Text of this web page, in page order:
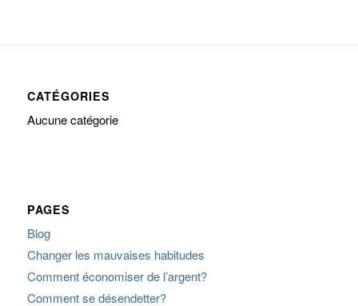
CATÉGORIES
Aucune catégorie
PAGES
Blog
Changer les mauvaises habitudes
Comment économiser de l’argent?
Comment se désendetter?